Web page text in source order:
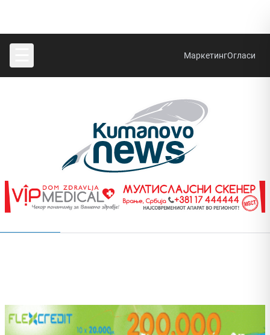
МаркетингОгласи